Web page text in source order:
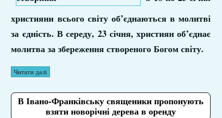
християни всього світу об’єднаються в молитві
за єдність. В середу, 23 січня, християн об’єднає
молитва за збереження створеного Богом світу.
Читати далі
В Івано‑Франківську священики пропонують
взяти новорічні дерева в оренду